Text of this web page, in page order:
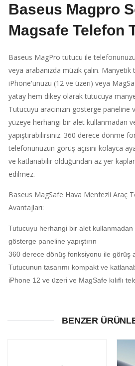
Baseus Magpro
Magsafe Telefon
Baseus MagPro tutucu ile
veya arabanızda müzik çalın. Manyetik
iPhone'unuzu (12 ve üzeri) veya
yatay hem dikey olarak tutucuya
Tutucuyu aracınızın gösterge
yüzeye herhangi bir alet kullanmadan
yapıştırabilirsiniz. 360 derece dönme
telefonunuzun görüş açısını kolayca
ve katlanabilir olduğundan az yer kaplar
edilmez.
Baseus MagSafe Hava Menfezli Araç
Avantajları:
Tutucuyu herhangi bir alet kullanmadan
gösterge paneline yapıştırın
360 derece dönüş fonksiyonu ile görüş
Tutucunun tasarımı kompakt ve
iPhone 12 ve üzeri ve MagSafe kılıflı
BENZER